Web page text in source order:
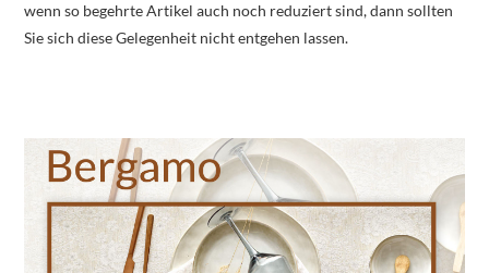
wenn so begehrte Artikel auch noch reduziert sind, dann sollten
Sie sich diese Gelegenheit nicht entgehen lassen.